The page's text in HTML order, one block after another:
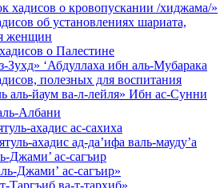
хадисов о кровопускании /хиджама/»
об установлениях шариата,
женщин
о Палестине
Зухд» ‘Абдуллаха ибн аль-Мубарака
полезных для воспитания
аль-йаум ва-л-лейля» Ибн ас-Сунни
Албани
ахадис ас-сахиха
ахадис ад-да’ифа валь-мауду’а
Джами’ ас-сагъир
Джами’ ас-сагъир»
Таргъиб ва-т-тархиб»